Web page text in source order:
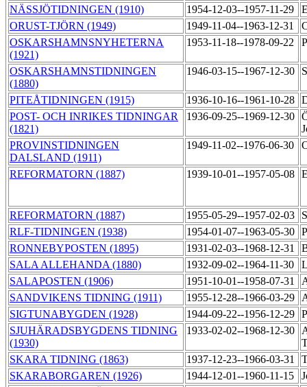
NÄSSJÖTIDNINGEN (1910)
1954-12-03--1957-11-29
ORUST-TJÖRN (1949)
1949-11-04--1963-12-31
OSKARSHAMNSNYHETERNA
(1921)
1953-11-18--1978-09-22
OSKARSHAMNSTIDNINGEN
(1880)
1946-03-15--1967-12-30
PITEÅTIDNINGEN (1915) 1936-10-16--1961-10-28
POST- OCH INRIKES TIDNINGAR
(1821)
1936-09-25--1969-12-30
PROVINSTIDNINGEN
DALSLAND (1911)
1949-11-02--1976-06-30
REFORMATORN (1887) 1939-10-01--1957-05-08
REFORMATORN (1887) 1955-05-29--1957-02-03
RLF-TIDNINGEN (1938)
1954-01-07--1963-05-30
RONNEBYPOSTEN (1895)
1931-02-03--1968-12-31
SALA ALLEHANDA (1880)
1932-09-02--1964-11-30
SALAPOSTEN (1906)
1951-10-01--1958-07-31
SANDVIKENS TIDNING (1911)
1955-12-28--1966-03-29
SIGTUNABYGDEN (1928)
1944-09-22--1956-12-29
SJUHÄRADSBYGDENS TIDNING
(1930)
1933-02-02--1968-12-30
SKARA TIDNING (1863)
1937-12-23--1966-03-31
SKARABORGAREN (1926)
1944-12-01--1960-11-15